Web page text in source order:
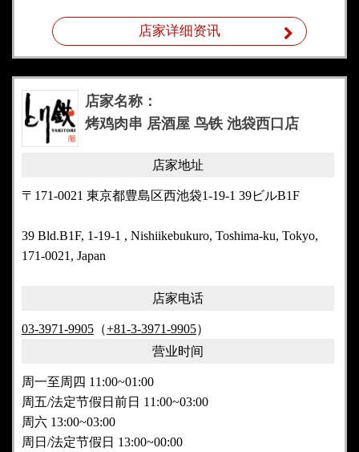
店家详细资讯
店家名称：
烤鸡肉串 居酒屋 鸟铁 池袋西口店
店家地址
〒171-0021 東京都豊島区西池袋1-19-1 39ビルB1F
39 Bld.B1F, 1-19-1 , Nishiikebukuro, Toshima-ku, Tokyo,
171-0021, Japan
店家电话
03-3971-9905（+81-3-3971-9905）
营业时间
周一至周四 11:00~01:00
周五/法定节假日前日 11:00~03:00
周六 13:00~03:00
周日/法定节假日 13:00~00:00